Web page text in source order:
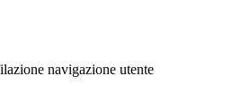
navigazione utente